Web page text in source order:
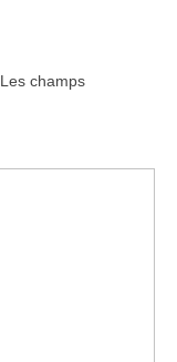
Les champs